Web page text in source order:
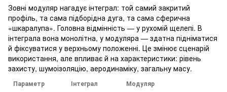
Зовні модуляр нагадує інтеграл: той самий закритий
профіль, та сама підборідна дуга, та сама сферична
«шкаралупа». Головна відмінність — у рухомій щелепі. В
інтеграла вона монолітна, у модуляра — здатна підніматися
й фіксуватися у верхньому положенні. Це змінює сценарій
використання, але впливає й на характеристики: рівень
захисту, шумоізоляцію, аеродинаміку, загальну масу.
Параметр Інтеграл Модуляр